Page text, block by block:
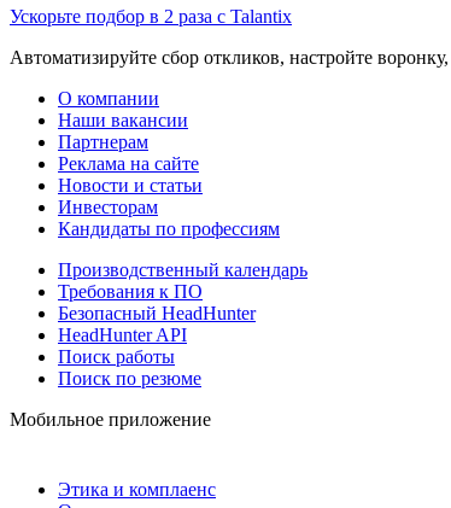
Ускорьте подбор в 2 раза с Talantix
Автоматизируйте сбор откликов, настройте
О компании
Наши вакансии
Партнерам
Реклама на сайте
Новости и статьи
Инвесторам
Кандидаты по профессиям
Производственный календарь
Требования к ПО
Безопасный HeadHunter
HeadHunter API
Поиск работы
Поиск по резюме
Мобильное приложение
Этика и комплаенс